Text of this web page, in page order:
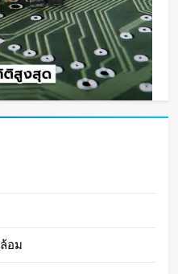
งสุด กวาดรายได้มาก
อม